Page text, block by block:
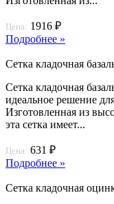
Цена: 1916 ₽
Подробнее »
Сетка кладочная
Сетка кладочная
идеальное решение
Изготовленная из
эта сетка имеет...
Цена: 631 ₽
Подробнее »
Сетка кладочная